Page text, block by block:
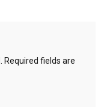
Required fields are